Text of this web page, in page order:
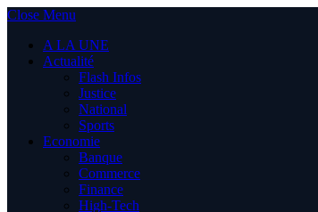
Close Menu
A LA UNE
Actualité
Flash Infos
Justice
National
Sports
Economie
Banque
Commerce
Finance
High-Tech